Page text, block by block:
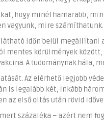
hogy minél hamarabb,
vagyunk, mire számíthatunk.
időn belül megállítani
mentes körülmények
A tudománynak hála,
Az elérhető legjobb
is legalább két, inkább
az első oltás után rövid
százaléka – azért nem